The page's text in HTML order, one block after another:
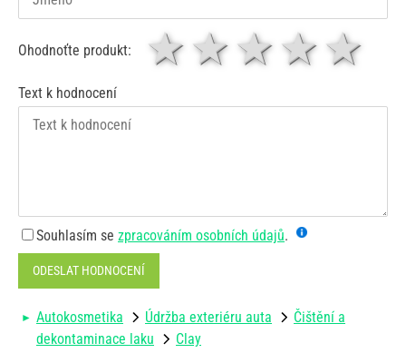
Ohodnoťte produkt: 4
3
2 hvězdy
1 hvězda
Text k hodnocení
Souhlasím se zpracováním osobních údajů.
ODESLAT HODNOCENÍ
Autokosmetika Údržba exteriéru auta
Čištění a
dekontaminace laku
Clay